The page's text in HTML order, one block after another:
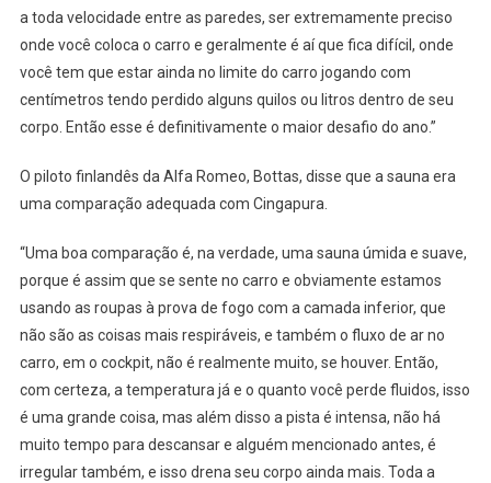
a toda velocidade entre as paredes, ser extremamente preciso
onde você coloca o carro e geralmente é aí que fica difícil, onde
você tem que estar ainda no limite do carro jogando com
centímetros tendo perdido alguns quilos ou litros dentro de seu
corpo. Então esse é definitivamente o maior desafio do ano.”
O piloto finlandês da Alfa Romeo, Bottas, disse que a sauna era
uma comparação adequada com Cingapura.
“Uma boa comparação é, na verdade, uma sauna úmida e suave,
porque é assim que se sente no carro e obviamente estamos
usando as roupas à prova de fogo com a camada inferior, que
não são as coisas mais respiráveis, e também o fluxo de ar no
carro, em o cockpit, não é realmente muito, se houver. Então,
com certeza, a temperatura já e o quanto você perde fluidos, isso
é uma grande coisa, mas além disso a pista é intensa, não há
muito tempo para descansar e alguém mencionado antes, é
irregular também, e isso drena seu corpo ainda mais. Toda a